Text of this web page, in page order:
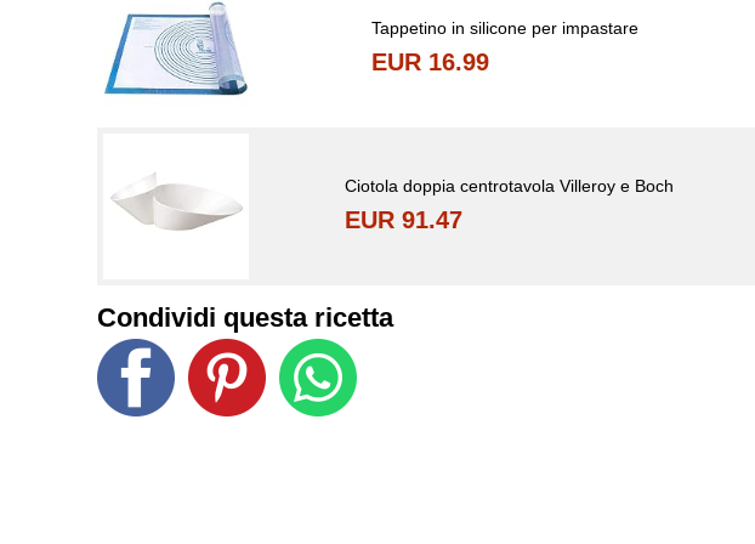
Tappetino in silicone per impastare
EUR 16.99
Ciotola doppia centrotavola Villeroy e Boch
EUR 91.47
Condividi questa ricetta